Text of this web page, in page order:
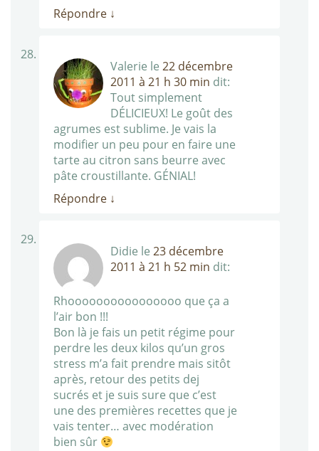
Répondre ↓
Valerie le 22 décembre
2011 à 21 h 30 min dit:
Tout simplement
DÉLICIEUX! Le goût des
agrumes est sublime. Je vais la
modifier un peu pour en faire une
tarte au citron sans beurre avec
pâte croustillante. GÉNIAL!
Répondre ↓
Didie le 23 décembre
2011 à 21 h 52 min dit:
Rhoooooooooooooooo que ça a
l’air bon !!!
Bon là je fais un petit régime pour
perdre les deux kilos qu’un gros
stress m’a fait prendre mais sitôt
après, retour des petits dej
sucrés et je suis sure que c’est
une des premières recettes que je
vais tenter… avec modération
bien sûr